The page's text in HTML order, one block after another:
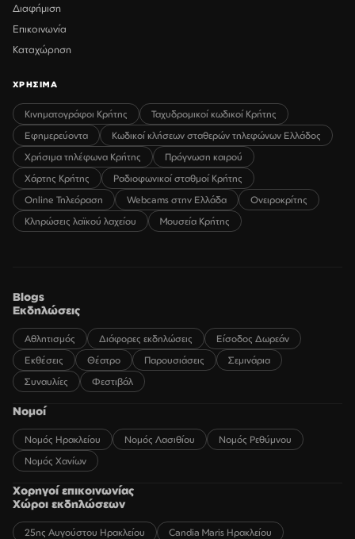
Διαφήμιση
Επικοινωνία
Καταχώρηση
ΧΡΗΣΙΜΑ
Κινηματογράφοι Κρήτης
Ταχυδρομικοί κωδικοί Κρήτης
Εφημερεύοντα
Κωδικοί κλήσεων σταθερών τηλεφώνων Ελλάδος
Χρήσιμα τηλέφωνα Κρήτης
Πρόγνωση καιρού
Χάρτης Κρήτης
Ραδιοφωνικοί σταθμοί Κρήτης
Online Τηλεόραση
Webcams στην Ελλάδα
Ονειροκρίτης
Κληρώσεις λαϊκού λαχείου
Μουσεία Κρήτης
Blogs
Εκδηλώσεις
Αθλητισμός Διάφορες εκδηλώσεις
Είσοδος Δωρεάν
Εκθέσεις
Θέατρο Παρουσιάσεις
Σεμινάρια
Συναυλίες
Φεστιβάλ
Νομοί
Νομός Ηρακλείου Νομός Λασιθίου
Νομός Ρεθύμνου
Νομός Χανίων
Χορηγοί επικοινωνίας
Χώροι εκδηλώσεων
25ης Αυγούστου Ηρακλείου
Candia Maris Ηρακλείου